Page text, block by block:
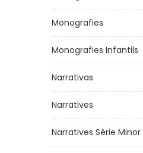
Monografies
Monografies Infantils
Narrativas
Narratives
Narratives Sèrie Minor